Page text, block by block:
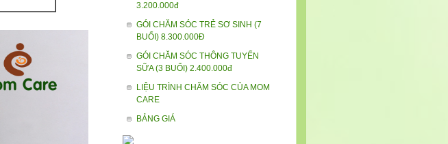
3.200.000đ
GÓI CHĂM SÓC TRẺ SƠ SINH (7
BUỔI) 8.300.000Đ
GÓI CHĂM SÓC THÔNG TUYẾN
SỮA (3 BUỔI) 2.400.000đ
LIỆU TRÌNH CHĂM SÓC CỦA MOM
CARE
BẢNG GIÁ